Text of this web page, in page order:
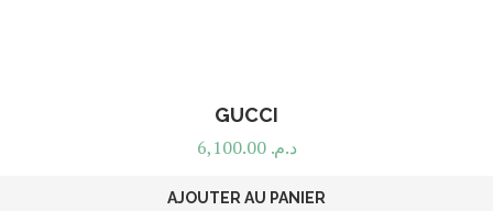
GUCCI
د.م. 6,100.00
AJOUTER AU PANIER